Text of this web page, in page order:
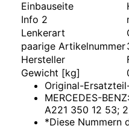
Einbauseite
Info 2
Lenkerart
paarige Artikelnummer
Hersteller
Gewicht [kg]
Original-
MERCEDES-BENZ:
A221 350 12 53;
*Diese Nummern